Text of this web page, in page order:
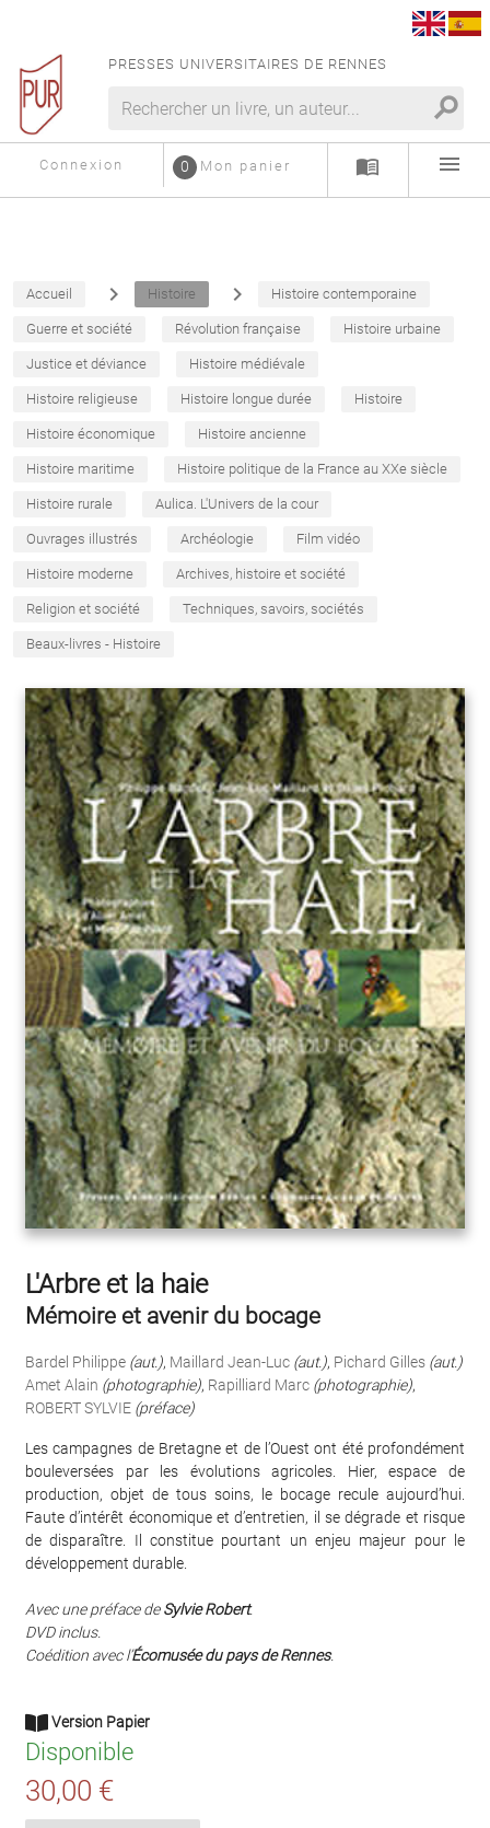
PRESSES UNIVERSITAIRES DE RENNES
search
Connexion Mon panier
0 menu_book menu
Accueil navigate_next Histoire navigate_next Histoire contemporaine
Guerre et société Révolution française Histoire urbaine
Justice et déviance Histoire médiévale
Histoire religieuse Histoire longue durée Histoire
Histoire économique Histoire ancienne
Histoire maritime Histoire politique de la France au XXe siècle
Histoire rurale Aulica. L'Univers de la cour
Ouvrages illustrés Archéologie Film vidéo
Histoire moderne Archives, histoire et société
Religion et société Techniques, savoirs, sociétés
Beaux-livres - Histoire
L'Arbre et la haie
Mémoire et avenir du bocage
Bardel Philippe (aut.), Maillard Jean-Luc (aut.), Pichard Gilles (aut.)
Amet Alain (photographie), Rapilliard Marc (photographie),
ROBERT SYLVIE (préface)
Les campagnes de Bretagne et de l’Ouest ont été profondément
bouleversées par les évolutions agricoles. Hier, espace de
production, objet de tous soins, le bocage recule aujourd’hui.
Faute d’intérêt économique et d’entretien, il se dégrade et risque
de disparaître. Il constitue pourtant un enjeu majeur pour le
développement durable.
Avec une préface deSylvie Robert.
DVD inclus.
Coédition avec l’Écomusée du pays de Rennes.
Version Papier
Disponible
30,00 €